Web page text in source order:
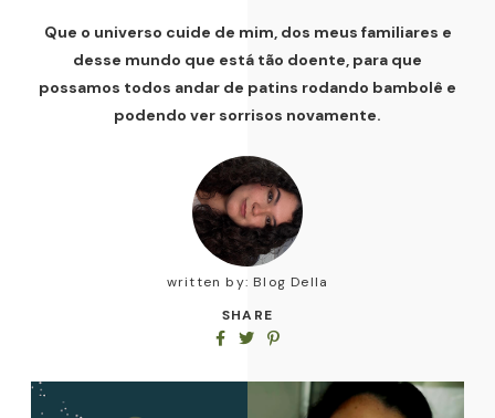
Que o universo cuide de mim, dos meus familiares e
desse mundo que está tão doente, para que
possamos todos andar de patins rodando bambolê e
podendo ver sorrisos novamente.
written by: Blog Della
SHARE